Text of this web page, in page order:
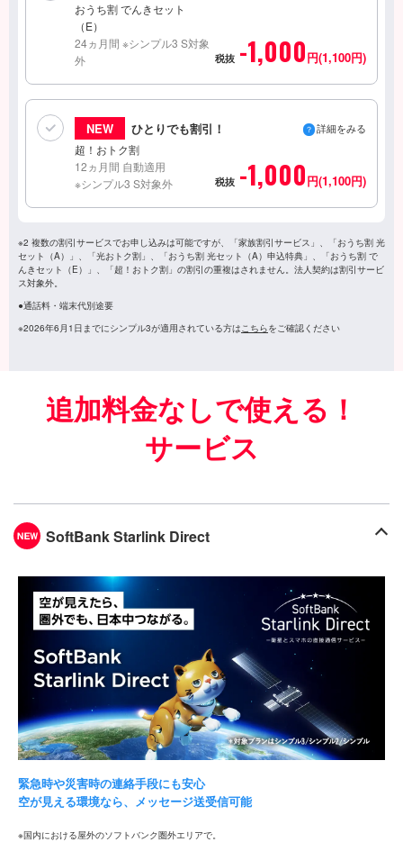
おうち割 でんきセット
（E）
24ヵ月間 ※シンプル3 S対象
外
税抜 -1,000円(1,100円)
NEW ひとりでも割引！ 詳細をみる
超！おトク割
12ヵ月間 自動適用
※シンプル3 S対象外
税抜 -1,000円(1,100円)
※2 複数の割引サービスでお申し込みは可能ですが、「家族割引サービス」、「おうち割 光
セット（A）」、「光おトク割」、「おうち割 光セット（A）申込特典」、「おうち割 で
んきセット（E）」、「超！おトク割」の割引の重複はされません。法人契約は割引サービ
ス対象外。
●通話料・端末代別途要
※2026年6月1日までにシンプル3が適用されている方はこちらをご確認ください
追加料金なしで使える！
サービス
SoftBank Starlink Direct
緊急時や災害時の連絡手段にも安心
空が見える環境なら、メッセージ送受信可能
国内における屋外のソフトバンク圏外エリアで。